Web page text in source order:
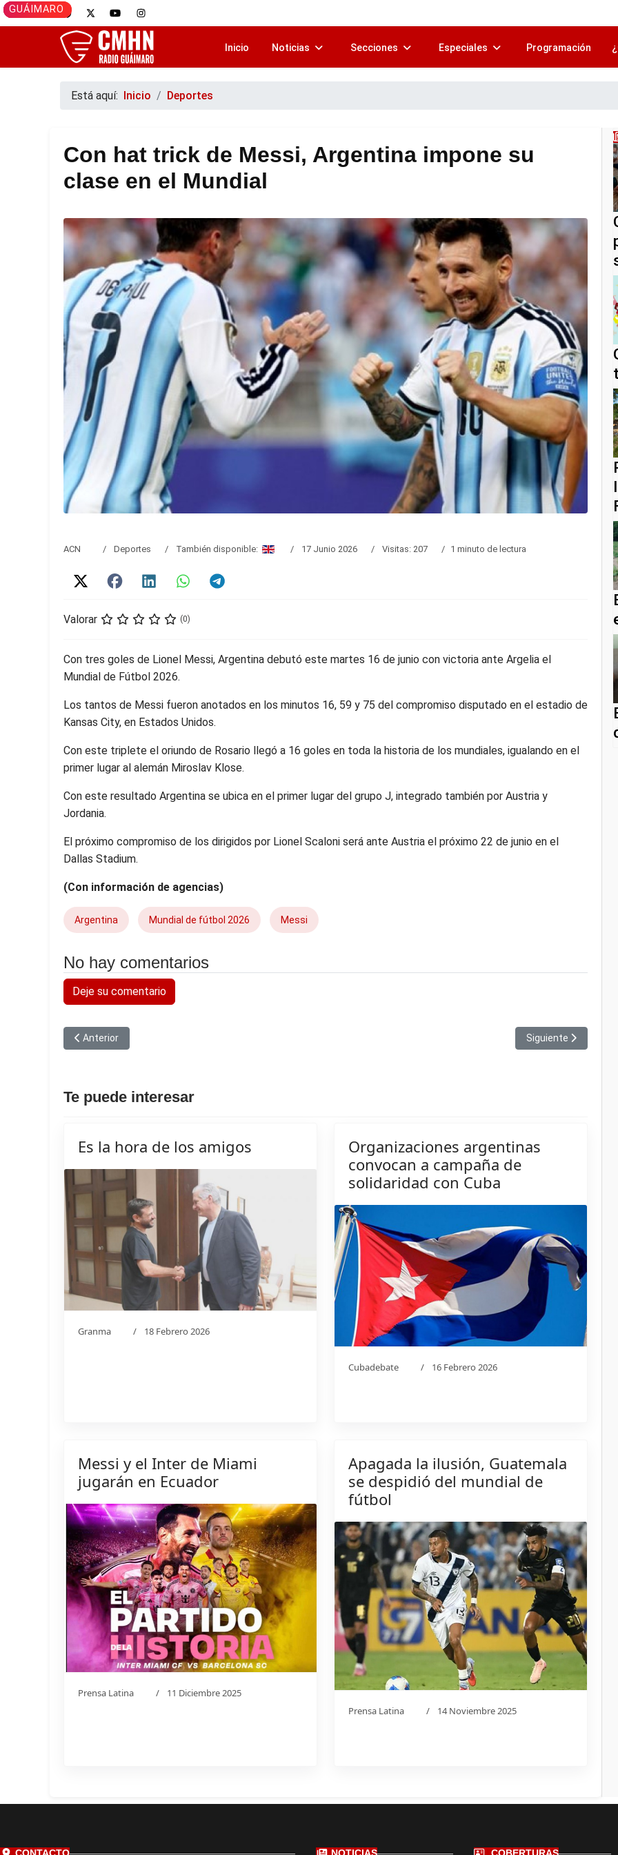
Inicio Noticias Secciones Especiales Programación
Está aquí: Inicio Deportes
Con hat trick de Messi, Argentina impone su
clase en el Mundial
ACN Deportes También disponible: 17 Junio 2026 Visitas: 207 1 minuto de lectura
Valorar (0)
Con tres goles de Lionel Messi, Argentina debutó este martes 16 de junio con victoria ante Argelia el
Mundial de Fútbol 2026.
Los tantos de Messi fueron anotados en los minutos 16, 59 y 75 del compromiso disputado en el estadio de
Kansas City, en Estados Unidos.
Con este triplete el oriundo de Rosario llegó a 16 goles en toda la historia de los mundiales, igualando en el
primer lugar al alemán Miroslav Klose.
Con este resultado Argentina se ubica en el primer lugar del grupo J, integrado también por Austria y
Jordania.
El próximo compromiso de los dirigidos por Lionel Scaloni será ante Austria el próximo 22 de junio en el
Dallas Stadium.
(Con información de agencias)
Argentina Mundial de fútbol 2026 Messi
No hay comentarios
Deje su comentario
Artículo anterior: Cuba con la banda completa frente a Estados Unidos
Anterior Artículo siguiente:
Siguiente
Te puede interesar
Es la hora de los amigos
Granma 18 Febrero 2026
Organizaciones argentinas
convocan a campaña de
solidaridad con Cuba
Cubadebate 16 Febrero 2026
Messi y el Inter de Miami
jugarán en Ecuador
Prensa Latina 11 Diciembre 2025
Apagada la ilusión, Guatemala
se despidió del mundial de
fútbol
Prensa Latina 14 Noviembre 2025
CAMAGÜEY
GUÁIMARO
GUÁIMARO
CAMAGÜEY
GUÁIMARO